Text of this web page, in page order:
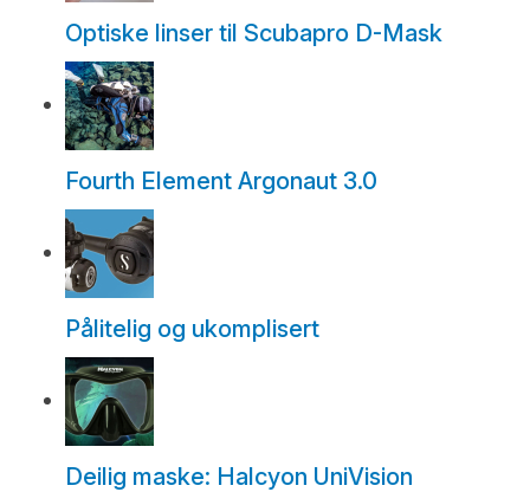
Optiske linser til Scubapro D-Mask
Fourth Element Argonaut 3.0
Pålitelig og ukomplisert
Deilig maske: Halcyon UniVision